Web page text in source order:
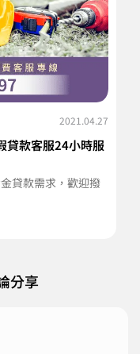
2021.04.27
款客服24小時服
貸款需求，歡迎撥
分享